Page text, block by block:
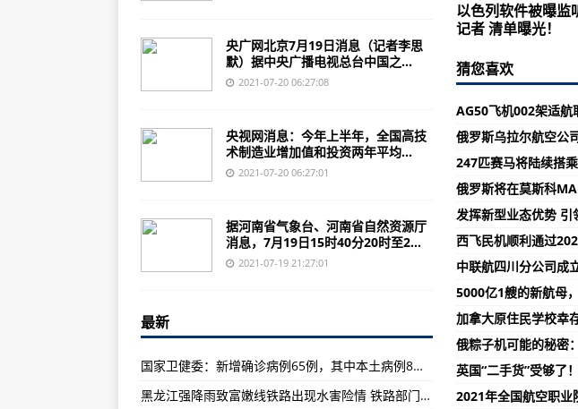
中越边境“守边人”：以卡为家 守边固防中新网视频
黑龙江强降雨致富嫩线铁路出现水害险情 铁路部门迅速抢通
VR月球漫步、红色研学、乡村夏令营……今年暑期哪些旅游产品更受青睐
拜登政府对在港经商美企发所谓“警告”，港府驳斥：试图制造恐慌情绪
开局之年看经济·活力中国 | 越来越“聪明”的工厂
“查帕卡”“烟花”将先后影响我国 国家防总派工作组协助地方防汛防台风
央视热评丨英烈之名 我们共同捍卫
河南发布汛期地质灾害气象预警 部分地区达到红色预警
俄罗斯乌拉尔航空公司接收第四架空客A321neo
波音与中国飞协联合研讨：如何在恶劣天气下保证飞行安全
农业农村部紧急部署台风“烟花”“查帕卡”防御工作
“葱”忙降价！批发价重回“1元时代”！发生了啥？
以色列软件被曝监
记者 清单曝光！
猜您喜欢
AG50飞机002架适航
俄罗斯乌拉尔航空公
247匹赛马将陆续搭
俄罗斯将在莫斯科
发挥新型业态优势 引
西飞民机顺利通过
中联航四川分公司成
5000亿1艘的新航母
加拿大原住民学校幸
俄粽子机可能的秘密
英国“二手货”受够了
2021年全国航空职业
央广网北京7月19日消息（记者李思
默）据中央广播电视总台中国之...
2021-07-20 06:27:08
央视网消息：今年上半年，全国高技
术制造业增加值和投资两年平均...
2021-07-20 06:27:01
据河南省气象台、河南省自然资源厅
消息，7月19日15时40分20时至2...
2021-07-19 21:27:01
最新
国家卫健委：新增确诊病例65例，其中本土病例8例（均在云南）
黑龙江强降雨致富嫩线铁路出现水害险情 铁路部门迅速抢通